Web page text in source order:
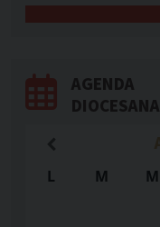
AGENDA
DIOCESANA
L M M